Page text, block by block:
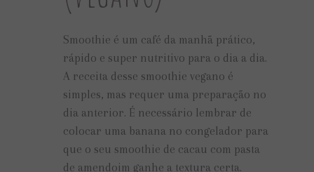
Smoothie é um café da manhã prático,
rápido e super nutritivo para o dia a dia.
A receita desse smoothie vegano é
simples, mas requer uma preparação no
dia anterior. É necessário lembrar de
colocar uma banana no congelador para
que o seu smoothie de cacau com pasta
de amendoim ganhe a textura certa.